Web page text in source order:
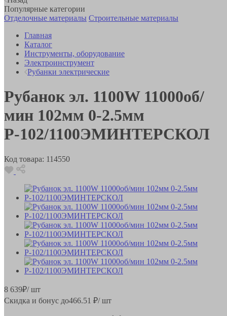
Популярные категории
Отделочные материалы Строительные материалы
Главная
Каталог
Инструменты, оборудование
Электроинструмент
Рубанки электрические
Рубанок эл. 1100W 11000об/
мин 102мм 0-2.5мм
Р-102/1100ЭМИНТЕРСКОЛ
Код товара: 114550
8 639₽/ шт
Скидка и бонус до466.51 ₽/ шт